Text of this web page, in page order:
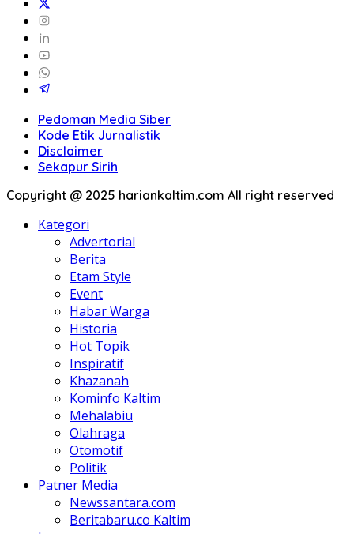
Pedoman Media Siber
Kode Etik Jurnalistik
Disclaimer
Sekapur Sirih
Copyright @ 2025 hariankaltim.com All right reserved
Kategori
Advertorial
Berita
Etam Style
Event
Habar Warga
Historia
Hot Topik
Inspiratif
Khazanah
Kominfo Kaltim
Mehalabiu
Olahraga
Otomotif
Politik
Patner Media
Newssantara.com
Beritabaru.co Kaltim